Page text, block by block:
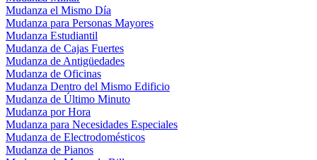
Mudanza el Mismo Día
Mudanza para Personas Mayores
Mudanza Estudiantil
Mudanza de Cajas Fuertes
Mudanza de Antigüedades
Mudanza de Oficinas
Mudanza Dentro del Mismo Edificio
Mudanza de Último Minuto
Mudanza por Hora
Mudanza para Necesidades Especiales
Mudanza de Electrodomésticos
Mudanza de Pianos